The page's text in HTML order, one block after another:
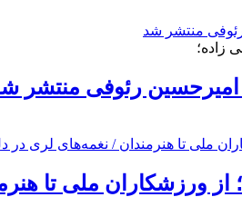
زاده؛
امیرحسین رئوفی منتشر
از ورزشکاران ملی تا